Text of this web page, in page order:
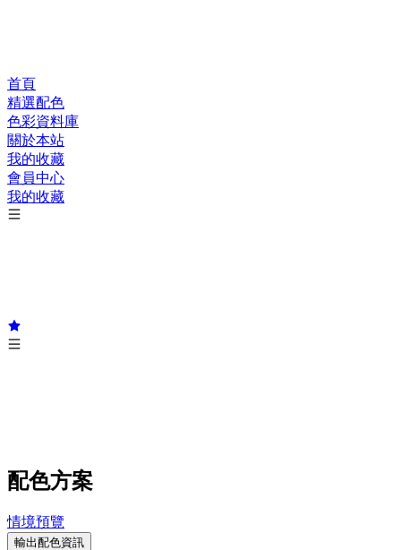
首頁
精選配色
色彩資料庫
關於本站
我的收藏
會員中心
我的收藏
配色方案
情境預覽
輸出配色資訊